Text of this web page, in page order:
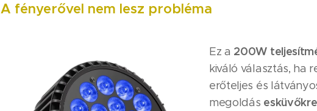
A fényerővel nem lesz probléma
Ez a 200W
kiváló választás, ha
erőteljes és
megoldás